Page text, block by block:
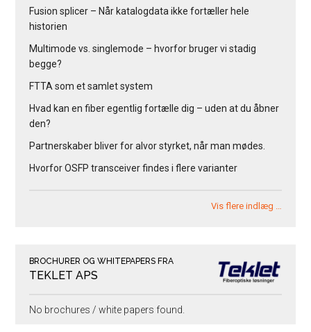
Fusion splicer – Når katalogdata ikke fortæller hele
historien
Multimode vs. singlemode – hvorfor bruger vi stadig
begge?
FTTA som et samlet system
Hvad kan en fiber egentlig fortælle dig – uden at du åbner
den?
Partnerskaber bliver for alvor styrket, når man mødes.
Hvorfor OSFP transceiver findes i flere varianter
Vis flere indlæg …
BROCHURER OG WHITEPAPERS FRA
TEKLET APS
No brochures / white papers found.